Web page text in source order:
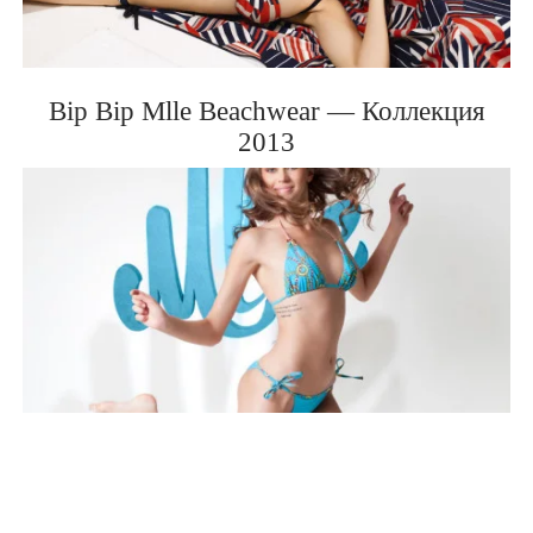
BIP BIP MLLE 2012
Bip Bip Mlle Beachwear — Коллекция
2013